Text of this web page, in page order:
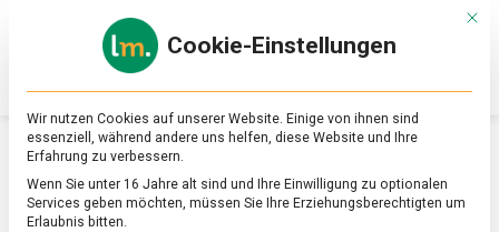
Online-
Magazin
zu
&
Ernährung
SCHLAGWORT:WILDFLEISCH
Mit
Cookie-Einstellungen
Wir nutzen Cookies auf unserer Website. Einige von ihnen sind
essenziell, während andere uns helfen, diese Website und Ihre
Erfahrung zu verbessern.
Wenn Sie unter 16 Jahre alt sind und Ihre Einwilligung zu optionalen
Services geben möchten, müssen Sie Ihre Erziehungsberechtigten um
Erlaubnis bitten.